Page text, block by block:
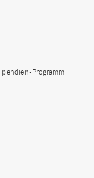
Programm